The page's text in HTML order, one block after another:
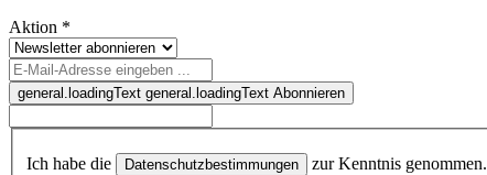
Aktion *
general.loadingText general.loadingText Abonnieren
Ich habe die Datenschutzbestimmungen zur Kenntnis genommen.